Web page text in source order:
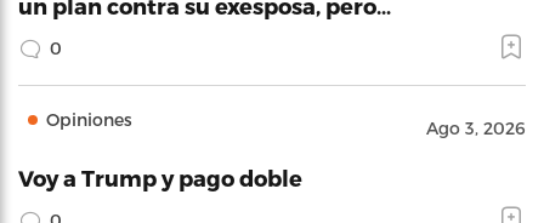
un plan contra su exesposa, pero…
0
Opiniones Ago 3, 2026
Voy a Trump y pago doble